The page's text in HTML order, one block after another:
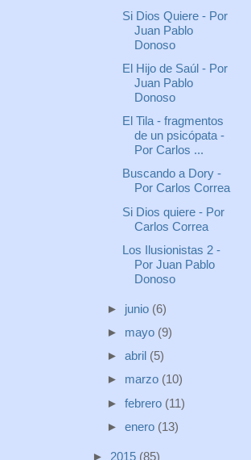
Si Dios Quiere - Por
Juan Pablo
Donoso
El Hijo de Saúl - Por
Juan Pablo
Donoso
El Tila - fragmentos
de un psicópata -
Por Carlos ...
Buscando a Dory -
Por Carlos Correa
Si Dios quiere - Por
Carlos Correa
Los Ilusionistas 2 -
Por Juan Pablo
Donoso
► junio (6)
► mayo (9)
► abril (5)
► marzo (10)
► febrero (11)
► enero (13)
► 2015 (85)